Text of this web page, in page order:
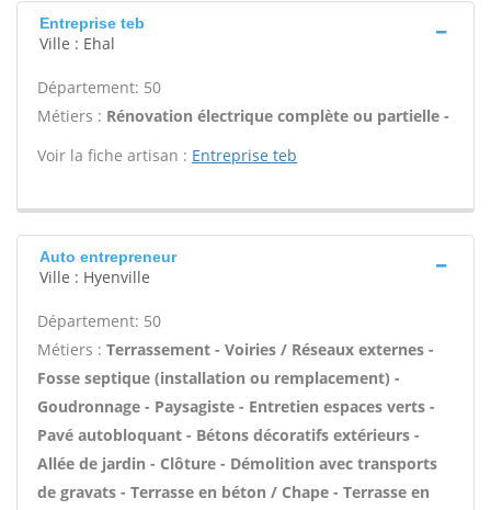
Entreprise teb
Ville : Ehal
Département: 50
Métiers : Rénovation électrique complète ou partielle -
Voir la fiche artisan : Entreprise teb
Auto entrepreneur
Ville : Hyenville
Département: 50
Métiers : Terrassement - Voiries / Réseaux externes -
Fosse septique (installation ou remplacement) -
Goudronnage - Paysagiste - Entretien espaces verts -
Pavé autobloquant - Bétons décoratifs extérieurs -
Allée de jardin - Clôture - Démolition avec transports
de gravats - Terrasse en béton / Chape - Terrasse en